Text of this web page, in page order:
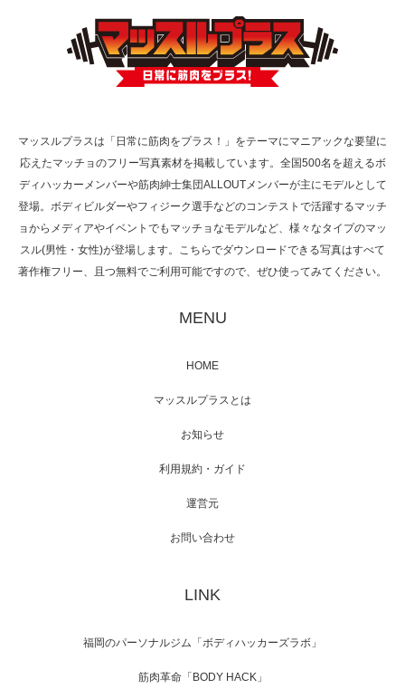
TOKYO FMラジオ番組「ONE MORNING」
で紹介さ…
た（6/8放送）
映画「メカバース」舞台挨拶へマッスルプラ
【TV】NHK BS「COOL JAPAN 」にてマッス
「ねとらぼ」さんに…
マッスルプラスは「日常に筋肉をプラス！」をテーマにマニアックな要望に
応えたマッチョのフリー写真素材を掲載しています。全国500名を超えるボ
ディハッカーメンバーや筋肉紳士集団ALLOUTメンバーが主にモデルとして
登場。ボディビルダーやフィジーク選手などのコンテストで活躍するマッチ
ョからメディアやイベントでもマッチョなモデルなど、様々なタイプのマッ
スル(男性・女性)が登場します。こちらでダウンロードできる写真はすべて
著作権フリー、且つ無料でご利用可能ですので、ぜひ使ってみてください。
MENU
HOME
マッスルプラスとは
お知らせ
利用規約・ガイド
運営元
お問い合わせ
LINK
福岡のパーソナルジム「ボディハッカーズラボ」
筋肉革命「BODY HACK」